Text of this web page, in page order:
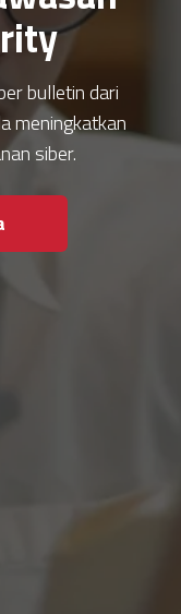
bulletin dari
meningkatkan
siber.